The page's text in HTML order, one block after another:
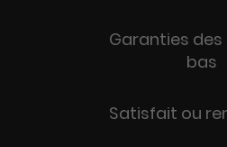
Garanties des
bas
Satisfait ou